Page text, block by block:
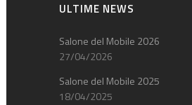
ULTIME NEWS
Salone del Mobile 2026
27/04/2026
Salone del Mobile 2025
18/04/2025